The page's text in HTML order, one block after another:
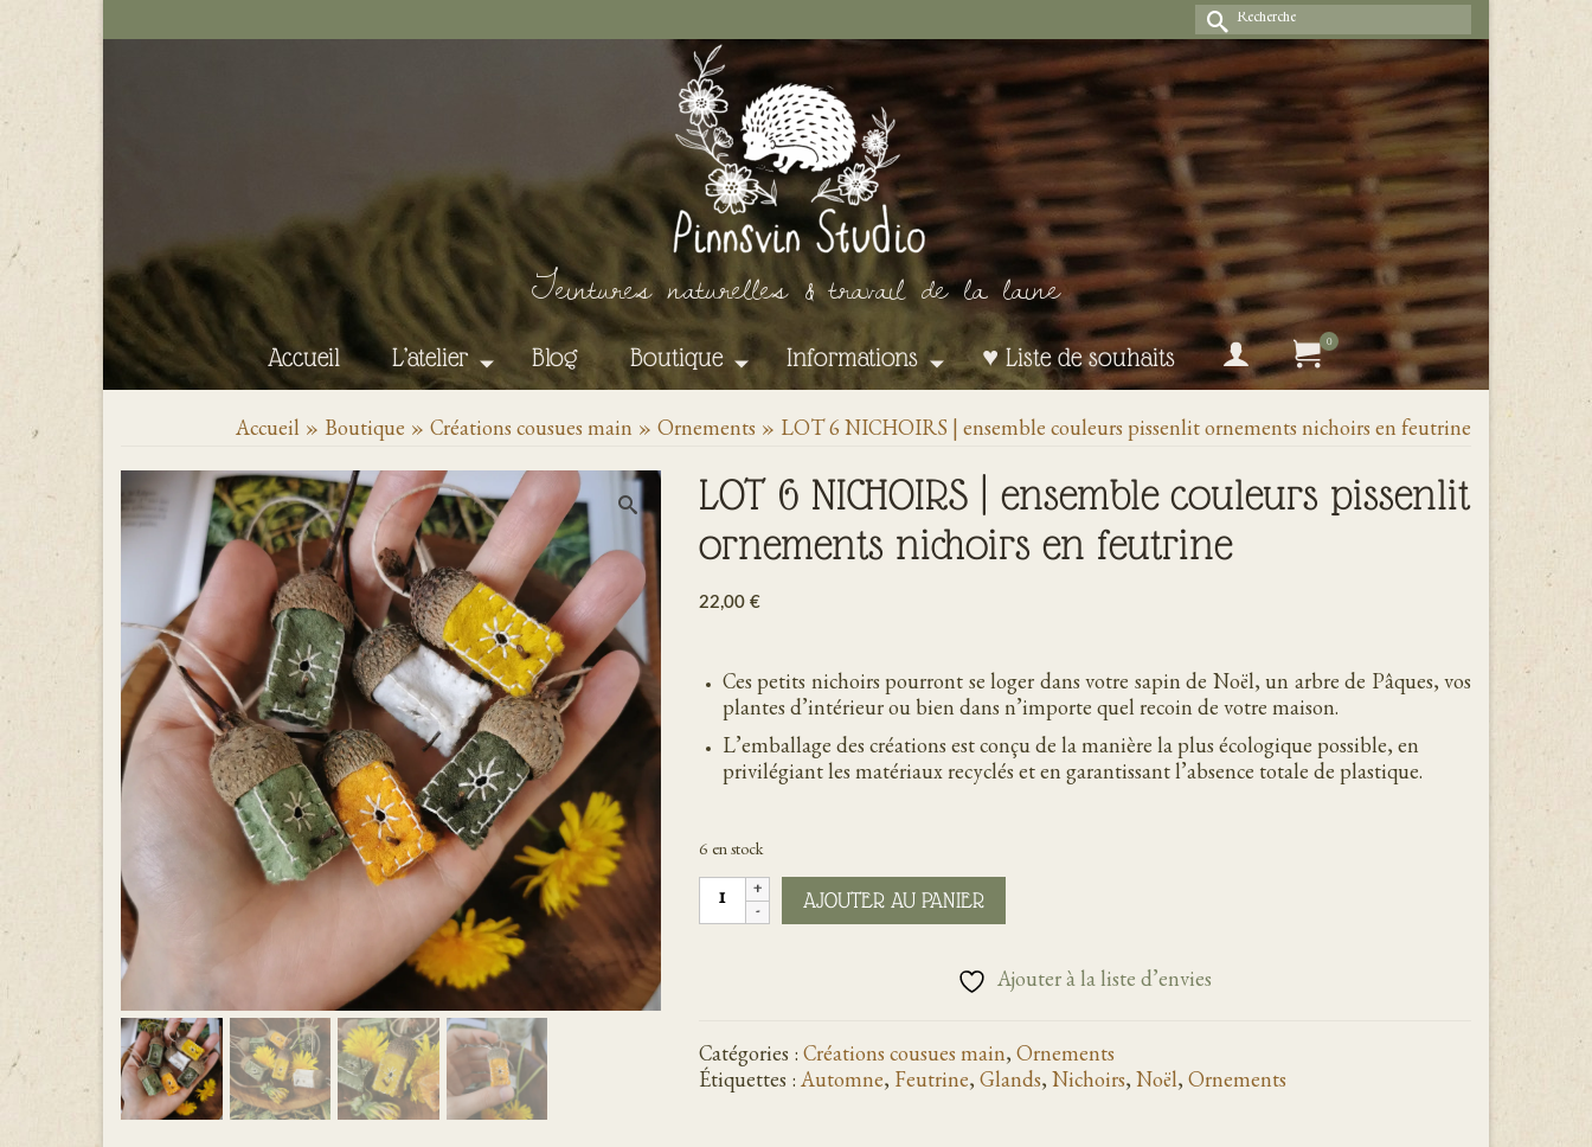
Rechercher :
Teintures naturelles & travail de la laine
Accueil L’atelier Blog Boutique Informations ♥ Liste de souhaits
0
Accueil » Boutique » Créations cousues main » Ornements » LOT 6 NICHOIRS | ensemble couleurs pissenlit ornements nichoirs en feutrine
LOT 6 NICHOIRS | ensemble couleurs pissenlit
ornements nichoirs en feutrine
22,00 €
Ces petits nichoirs pourront se loger dans votre sapin de Noël, un arbre de Pâques, vos
plantes d’intérieur ou bien dans n’importe quel recoin de votre maison.
L’emballage des créations est conçu de la manière la plus écologique possible, en
privilégiant les matériaux recyclés et en garantissant l’absence totale de plastique.
6 en stock
quantité
ensemble
couleurs
pissenlit
AJOUTER AU PANIER
Ajouter à la liste d’envies
Catégories : Créations cousues main, Ornements
Étiquettes : Automne, Feutrine, Glands, Nichoirs, Noël, Ornements